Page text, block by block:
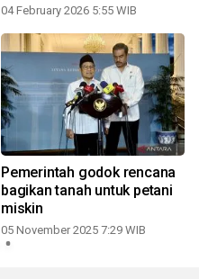
04 February 2026 5:55 WIB
Pemerintah godok rencana
bagikan tanah untuk petani
miskin
05 November 2025 7:29 WIB